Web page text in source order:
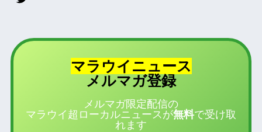
マラウイニュース
メルマガ登録
メルマガ限定配信の
マラウイ超ローカルニュースが無料で受け取
れます